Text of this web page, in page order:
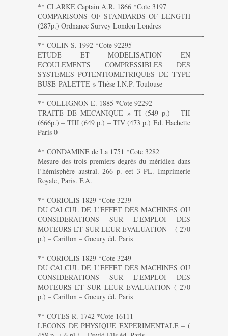
** CLARKE Captain A.R. 1866 *Cote 3197
COMPARISONS OF STANDARDS OF LENGTH
(287p.) Ordnance Survey London Londres
———————————————————————-
** COLIN S. 1992 *Cote 92295
ETUDE ET MODELISATION EN
ECOULEMENTS COMPRESSIBLES DES
SYSTEMES POTENTIOMETRIQUES DE TYPE
BUSE-PALETTE » Thèse I.N.P. Toulouse
———————————————————————-
** COLLIGNON E. 1885 *Cote 92292
TRAITE DE MECANIQUE » TI (549 p.) – TII
(666p.) – TIII (649 p.) – TIV (473 p.) Ed. Hachette
Paris 0
———————————————————————-
** CONDAMINE de La 1751 *Cote 3282
Mesure des trois premiers degrés du méridien dans
l’hémisphère austral. 266 p. eet 3 PL. Imprimerie
Royale, Paris. F.A.
———————————————————————-
** CORIOLIS 1829 *Cote 3239
DU CALCUL DE L’EFFET DES MACHINES OU
CONSIDERATIONS SUR L’EMPLOI DES
MOTEURS ET SUR LEUR EVALUATION – ( 270
p.) – Carillon – Goeury éd. Paris
———————————————————————-
** CORIOLIS 1829 *Cote 3249
DU CALCUL DE L’EFFET DES MACHINES OU
CONSIDERATIONS SUR L’EMPLOI DES
MOTEURS ET SUR LEUR EVALUATION ( 270
p.) – Carillon – Goeury éd. Paris
———————————————————————-
** COTES R. 1742 *Cote 16111
LECONS DE PHYSIQUE EXPERIMENTALE – (